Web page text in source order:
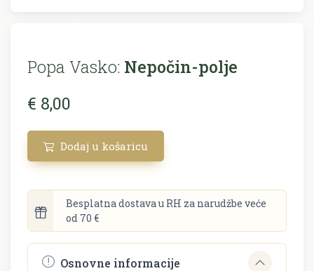
Popa Vasko: Nepočin-polje
€ 8,00
Dodaj u košaricu
Besplatna dostava u RH za narudžbe veće
od 70 €
Osnovne informacije